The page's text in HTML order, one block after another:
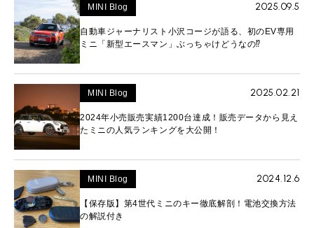
MINI Blog 2025.09.5
自動車ジャーナリスト小沢コージが語る、初のEV専用
ミニ「新型エースマン」ぶっちゃけどうなの⁉︎
MINI Blog 2025.02.21
2024年小売販売実績1200台達成！販売データから見え
たミニの人気ランキングを大公開！
MINI Blog 2024.12.6
【保存版】第4世代ミニのキー徹底解剖！電池交換方法
の解説付き